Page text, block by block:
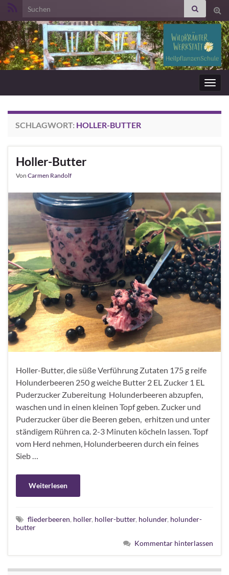
Search for:
SCHLAGWORT: HOLLER-BUTTER
Holler-Butter
Von Carmen Randolf
Holler-Butter, die süße Verführung Zutaten 175 g reife
Holunderbeeren 250 g weiche Butter 2 EL Zucker 1 EL
Puderzucker Zubereitung Holunderbeeren abzupfen,
waschen und in einen kleinen Topf geben. Zucker und
Puderzucker über die Beeren geben, erhitzen und unter
ständigem Rühren ca. 2-3 Minuten köcheln lassen. Topf
vom Herd nehmen, Holunderbeeren durch ein feines
Sieb …
Weiterlesen
fliederbeeren, holler, holler-butter, holunder, holunder-
butter
Kommentar hinterlassen